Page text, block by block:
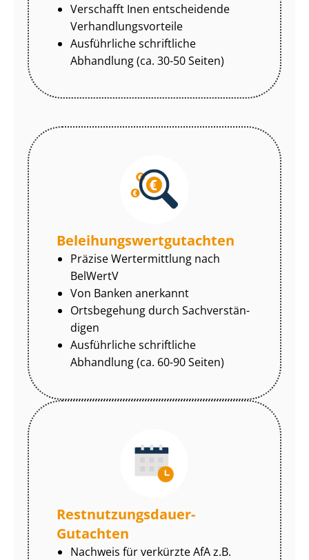
Verschafft Inen entscheidende
Ver­hand­lungs­vor­tei­le
Ausführliche schriftliche
Abhandlung (ca. 30-50 Seiten)
Be­lei­hungs­wert­gut­ach­ten
Präzise Wertermittlung nach
BelWertV
Von Banken anerkannt
Ortsbegehung durch Sach­ver­stän­
di­gen
Ausführliche schriftliche
Abhandlung (ca. 60-90 Seiten)
Rest­nut­zungs­dau­er-
Gutachten
Nachweis für verkürzte AfA z.B.